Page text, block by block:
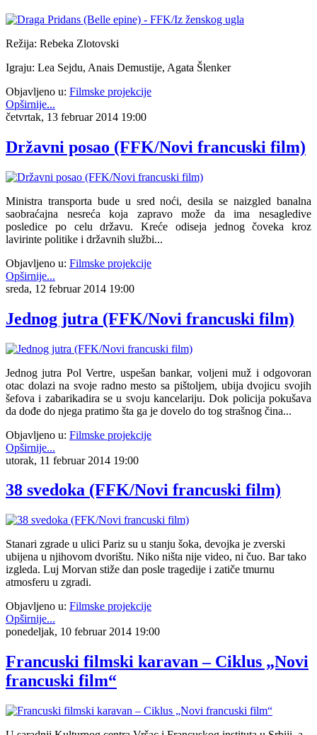
Režija: Rebeka Zlotovski
Igraju: Lea Sejdu, Anais Demustije, Agata Šlenker
Objavljeno u: Filmske projekcije
Opširnije...
četvrtak, 13 februar 2014 19:00
Državni posao (FFK/Novi francuski film)
Ministra transporta bude u sred noći, desila se naizgled banalna
saobraćajna nesreća koja zapravo može da ima nesagledive
posledice po celu državu. Kreće odiseja jednog čoveka kroz
lavirinte politike i državnih službi...
Objavljeno u: Filmske projekcije
Opširnije...
sreda, 12 februar 2014 19:00
Jednog jutra (FFK/Novi francuski film)
Jednog jutra Pol Vertre, uspešan bankar, voljeni muž i odgovoran
otac dolazi na svoje radno mesto sa pištoljem, ubija dvojicu svojih
šefova i zabarikadira se u svoju kancelariju. Dok policija pokušava
da dođe do njega pratimo šta ga je dovelo do tog strašnog čina...
Objavljeno u: Filmske projekcije
Opširnije...
utorak, 11 februar 2014 19:00
38 svedoka (FFK/Novi francuski film)
Stanari zgrade u ulici Pariz su u stanju šoka, devojka je zverski
ubijena u njihovom dvorištu. Niko ništa nije video, ni čuo. Bar tako
izgleda. Luj Morvan stiže dan posle tragedije i zatiče tmurnu
atmosferu u zgradi.
Objavljeno u: Filmske projekcije
Opširnije...
ponedeljak, 10 februar 2014 19:00
Francuski filmski karavan – Ciklus „Novi
francuski film“